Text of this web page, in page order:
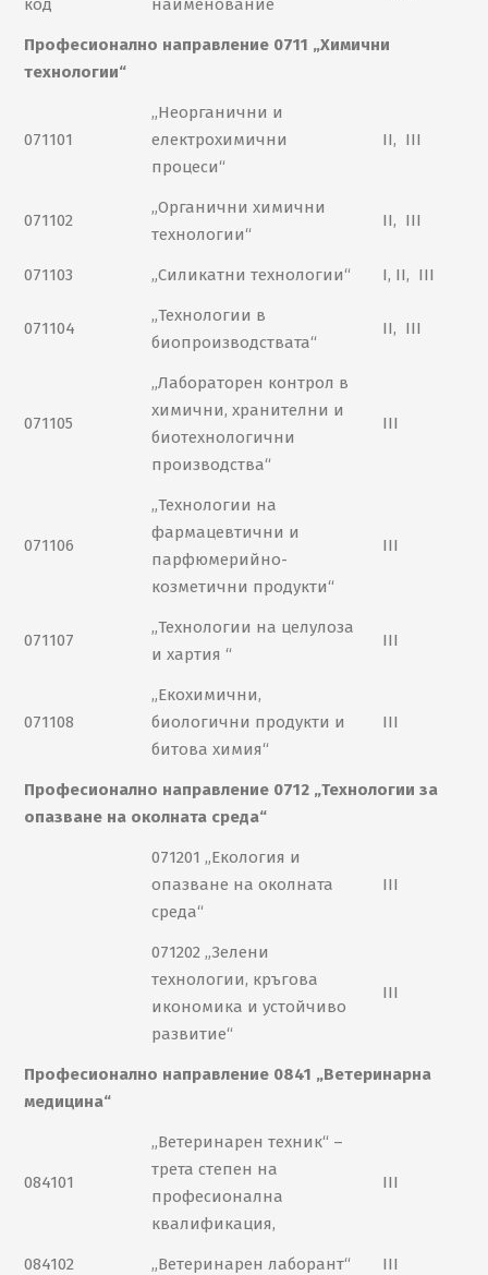
код
наименование
Професионално направление 0711 „Химични
технологии“
071101
„Неорганични и
електрохимични
процеси“
II, III
071102
„Органични химични
технологии“
II, III
071103 „Силикатни технологии“ I, II, III
071104
„Технологии в
биопроизводствата“
II, III
071105
„Лабораторен контрол в
химични, хранителни и
биотехнологични
производства“
III
071106
„Технологии на
фармацевтични и
парфюмерийно-
козметични продукти“
III
071107
„Технологии на целулоза
и хартия “
III
071108
„Екохимични,
биологични продукти и
битова химия“
III
Професионално направление 0712 „Технологии за
опазване на околната среда“
071201 „Екология и
опазване на околната
среда“
III
071202 „Зелени
технологии, кръгова
икономика и устойчиво
развитие“
III
Професионално направление 0841 „Ветеринарна
медицина“
084101
„Ветеринарен техник“ –
трета степен на
професионална
квалификация,
III
084102 „Ветеринарен лаборант“ III